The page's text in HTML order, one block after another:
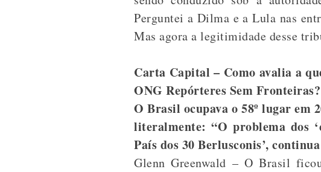
Perguntei a Dilma e a Lula nas
Mas agora a legitimidade desse
Carta Capital – Como avalia a
ONG Repórteres Sem Fronteiras?
O Brasil ocupava o 58º lugar em
literalmente: “O problema dos
País dos 30 Berlusconis’,
Glenn Greenwald – O Brasil